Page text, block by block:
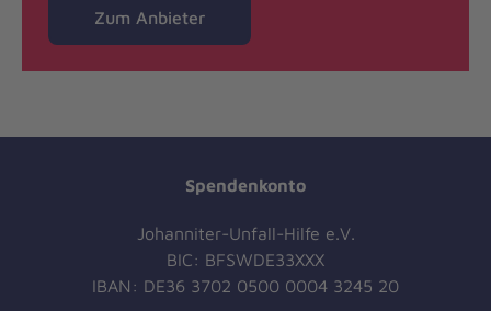
Zum Anbieter
Spendenkonto
Johanniter-Unfall-Hilfe e.V.
BIC: BFSWDE33XXX
IBAN: DE36 3702 0500 0004 3245 20